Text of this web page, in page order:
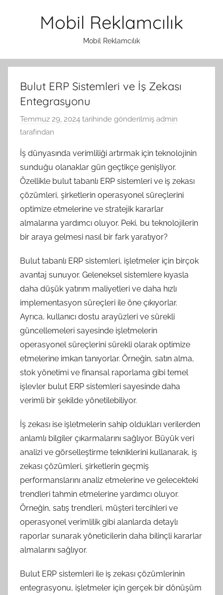
Mobil Reklamcılık
Mobil Reklamcılık
Bulut ERP Sistemleri ve İş Zekası
Entegrasyonu
Temmuz 29, 2024 tarihinde gönderilmiş admin
tarafından
İş dünyasında verimliliği artırmak için teknolojinin
sunduğu olanaklar gün geçtikçe genişliyor.
Özellikle bulut tabanlı ERP sistemleri ve iş zekası
çözümleri, şirketlerin operasyonel süreçlerini
optimize etmelerine ve stratejik kararlar
almalarına yardımcı oluyor. Peki, bu teknolojilerin
bir araya gelmesi nasıl bir fark yaratıyor?
Bulut tabanlı ERP sistemleri, işletmeler için birçok
avantaj sunuyor. Geleneksel sistemlere kıyasla
daha düşük yatırım maliyetleri ve daha hızlı
implementasyon süreçleri ile öne çıkıyorlar.
Ayrıca, kullanıcı dostu arayüzleri ve sürekli
güncellemeleri sayesinde işletmelerin
operasyonel süreçlerini sürekli olarak optimize
etmelerine imkan tanıyorlar. Örneğin, satın alma,
stok yönetimi ve finansal raporlama gibi temel
işlevler bulut ERP sistemleri sayesinde daha
verimli bir şekilde yönetilebiliyor.
İş zekası ise işletmelerin sahip oldukları verilerden
anlamlı bilgiler çıkarmalarını sağlıyor. Büyük veri
analizi ve görselleştirme tekniklerini kullanarak, iş
zekası çözümleri, şirketlerin geçmiş
performanslarını analiz etmelerine ve gelecekteki
trendleri tahmin etmelerine yardımcı oluyor.
Örneğin, satış trendleri, müşteri tercihleri ve
operasyonel verimlilik gibi alanlarda detaylı
raporlar sunarak yöneticilerin daha bilinçli kararlar
almalarını sağlıyor.
Bulut ERP sistemleri ile iş zekası çözümlerinin
entegrasyonu, işletmeler için gerçek bir dönüşüm